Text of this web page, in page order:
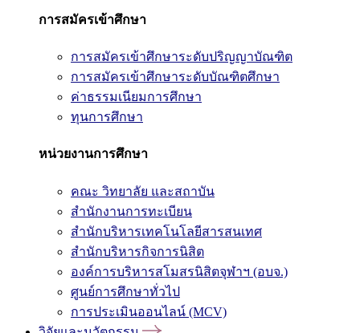
การสมัครเข้าศึกษา
การสมัครเข้าศึกษาระดับปริญญาบัณฑิต
การสมัครเข้าศึกษาระดับบัณฑิตศึกษา
ค่าธรรมเนียมการศึกษา
ทุนการศึกษา
หน่วยงานการศึกษา
คณะ วิทยาลัย และสถาบัน
สำนักงานการทะเบียน
สำนักบริหารเทคโนโลยีสารสนเทศ
สำนักบริหารกิจการนิสิต
องค์การบริหารสโมสรนิสิตจุฬาฯ (อบจ.)
ศูนย์การศึกษาทั่วไป
การประเมินออนไลน์ (MCV)